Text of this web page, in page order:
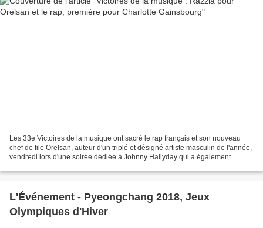
Les 33e Victoires de la musique ont sacré le rap français et son nouveau
chef de file Orelsan, auteur d'un triplé et désigné artiste masculin de l'année,
vendredi lors d'une soirée dédiée à Johnny Hallyday qui a également
L'Événement - Pyeongchang 2018, Jeux
Olympiques d'Hiver